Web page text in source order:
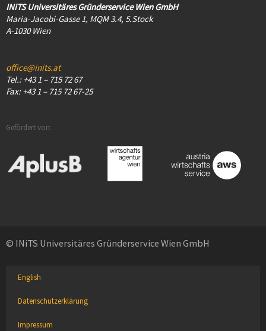
INiTS Universitäres Gründerservice Wien GmbH
Maria-Jacobi-Gasse 1, MQM 3.4, 5.Stock
A-1030 Wien
office@inits.at
Tel.: +43 1 – 715 72 67
Fax: +43 1 – 715 72 67-25
Gefördert von:
© INiTS Universitäres Gründerservice Wien GmbH
English
Datenschutzerklärung
Impressum